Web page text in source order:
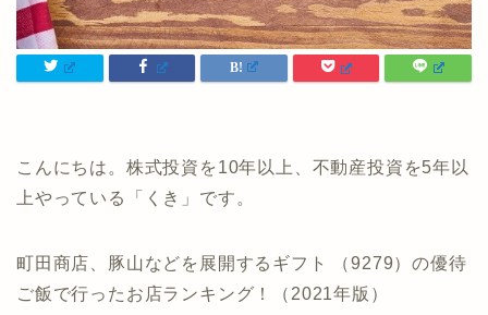
こんにちは。株式投資を10年以上、不動産投資を5年以
上やっている「くき」です。
町田商店、豚山などを展開するギフト （9279）の優待
ご飯で行ったお店ランキング！（2021年版）